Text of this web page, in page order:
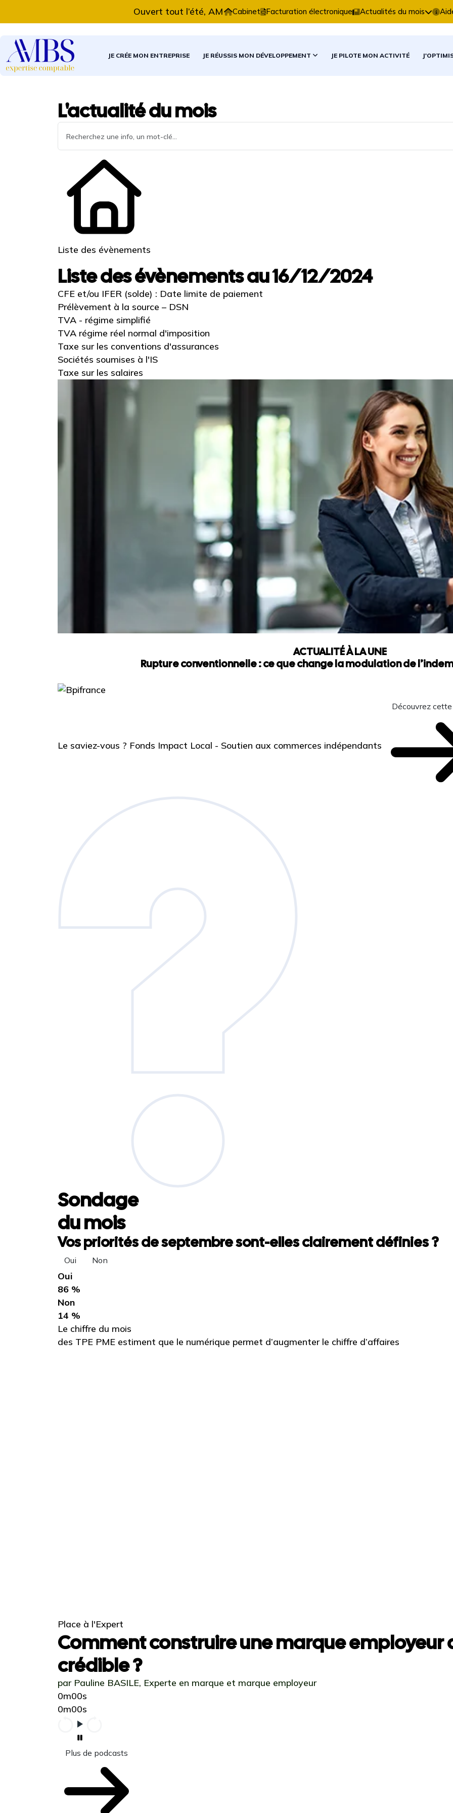
Ouvert tout l’été, AMBS Expertise Comptable vous accompagne dans vos
Cabinet Facturation électronique Actualités du mois
JE CRÉE MON ENTREPRISE JE RÉUSSIS MON DÉVELOPPEMENT JE PILOTE MON ACTIVITÉ
L'actualité du mois
Liste des évènements
Liste des évènements au 16/12/2024
CFE et/ou IFER (solde) : Date limite de paiement
Prélèvement à la source – DSN
TVA - régime simplifié
TVA régime réel normal d'imposition
Taxe sur les conventions d'assurances
Sociétés soumises à l'IS
Taxe sur les salaires
ACTUALITÉ À LA UNE
Rupture conventionnelle : ce que change la modulation de
Le saviez-vous ? Fonds Impact Local - Soutien aux commerces indépendants
Découvrez
Sondage
du mois
Vos priorités de septembre sont-elles clairement définies ?
Oui Non
Oui
86 %
Non
14 %
Le chiffre du mois
des TPE PME estiment que le numérique permet d’augmenter le chiffre d’affaires
Place à l'Expert
Comment construire une marque employeur
crédible ?
par Pauline BASILE, Experte en marque et marque employeur
0m00s
0m00s
Plus de podcasts